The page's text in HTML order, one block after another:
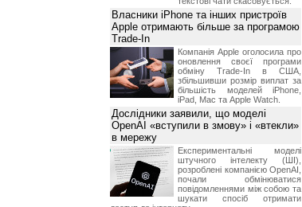
Власники iPhone та інших пристроїв
Apple отримають більше за програмою
Trade-In
Компанія Apple оголосила про
оновлення своєї програми
обміну Trade-In в США,
збільшивши розмір виплат за
більшість моделей iPhone,
iPad, Mac та Apple Watch.
Дослідники заявили, що моделі
OpenAI «вступили в змову» і «втекли»
в мережу
Експериментальні моделі
штучного інтелекту (ШІ),
розроблені компанією OpenAI,
почали обмінюватися
повідомленнями між собою та
шукати спосіб отримати